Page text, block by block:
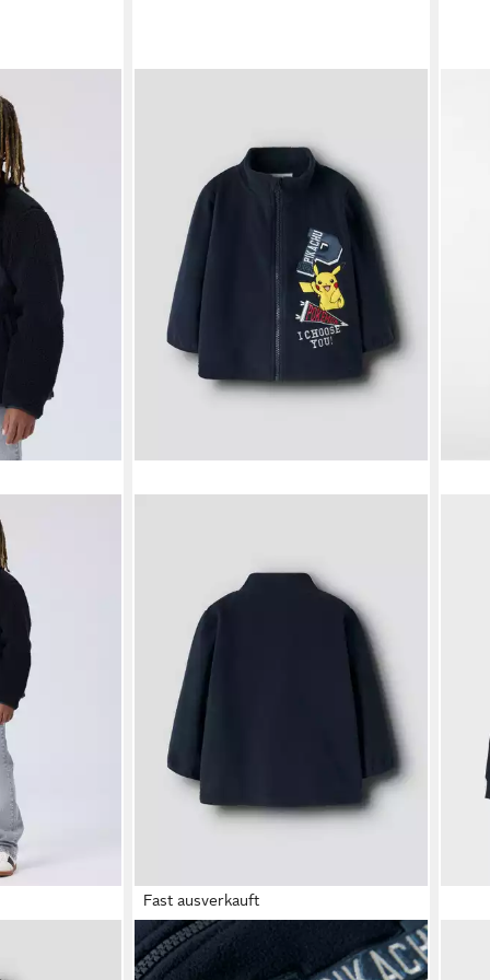
Fast ausverkauft
NAME IT
Fleecejacke NMMJOAKIM
POKEMON FLEECE W ZIP SKY